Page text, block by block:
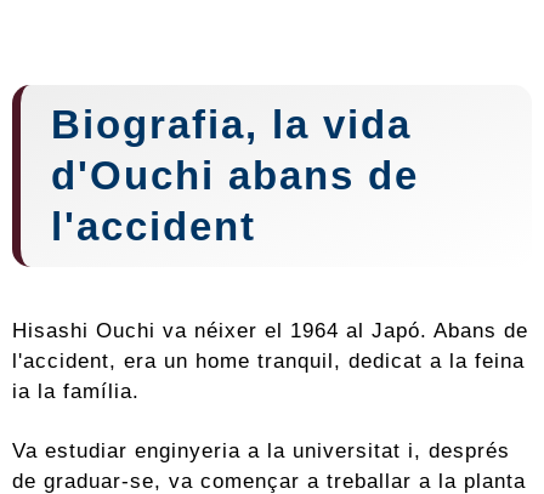
Biografia, la vida
d'Ouchi abans de
l'accident
Hisashi Ouchi va néixer el 1964 al Japó. Abans de
l'accident, era un home tranquil, dedicat a la feina
ia la família.
Va estudiar enginyeria a la universitat i, després
de graduar-se, va començar a treballar a la planta